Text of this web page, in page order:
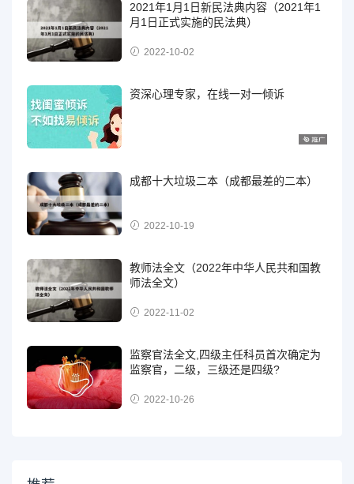
2021年1月1日新民法典内容（2021年1
月1日正式实施的民法典）
2022-10-02
资深心理专家，在线一对一倾诉
成都十大垃圾二本（成都最差的二本）
2022-10-19
教师法全文（2022年中华人民共和国教
师法全文）
2022-11-02
监察官法全文,四级主任科员首次确定为
监察官，二级，三级还是四级?
2022-10-26